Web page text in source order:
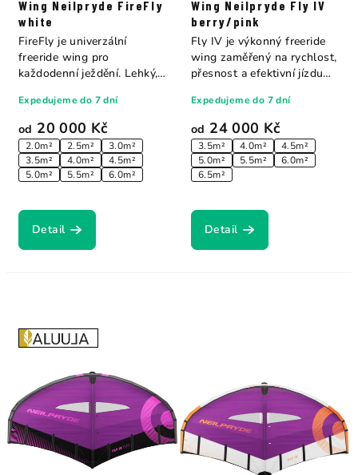
Wing Neilpryde FireFly
white
od 20 000 Kč
2.0m² 2.5m²
3.0m²
3.5m²
4.0m²
4.5m²
5.0m²
5.5m² 6.0m²
Expedujeme do 7 dní
Detail
FireFly je univerzální
freeride wing pro
každodenní ježdění. Lehký,
Wing Neilpryde Fly IV
berry/pink
od 24 000 Kč
3.5m² 4.0m²
4.5m²
5.0m²
5.5m²
6.0m²
6.5m²
Expedujeme do 7 dní
Detail
Fly IV je výkonný freeride
wing zaměřený na rychlost,
přesnost a efektivní jízdu